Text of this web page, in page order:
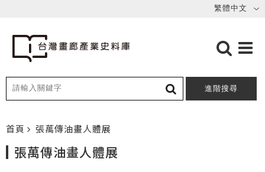
進階搜尋
首頁 張萬傳油畫人體展
張萬傳油畫人體展